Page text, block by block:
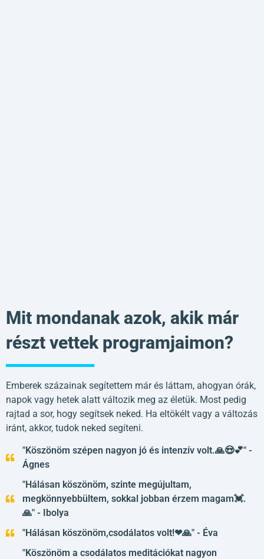
Mit mondanak azok, akik már
részt vettek programjaimon?
Emberek százainak segítettem már és láttam, ahogyan órák,
napok vagy hetek alatt változik meg az életük. Most pedig
rajtad a sor, hogy segítsek neked. Ha eltökélt vagy a változás
iránt, akkor, tudok neked segíteni.
"Köszönöm szépen nagyon jó és intenzív volt.🙏😍💕" -
Ágnes
"Hálásan köszönöm, szinte megújultam,
megkönnyebbültem, sokkal jobban érzem magam💓.
🙏" - Ibolya
"Hálásan köszönöm,csodálatos volt!❤🙏" - Éva
"Köszönöm a csodálatos meditációkat nagyon